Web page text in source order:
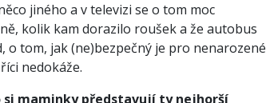
jiného a v televizi se o tom moc
kolik kam dorazilo roušek a že autobus
o tom, jak (ne)bezpečný je pro nenarozené
nedokáže.
si maminky představují ty nejhorší